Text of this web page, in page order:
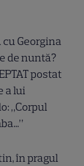
cu Georgina
de nuntă?
postat
a lui
„Corpul
în pragul